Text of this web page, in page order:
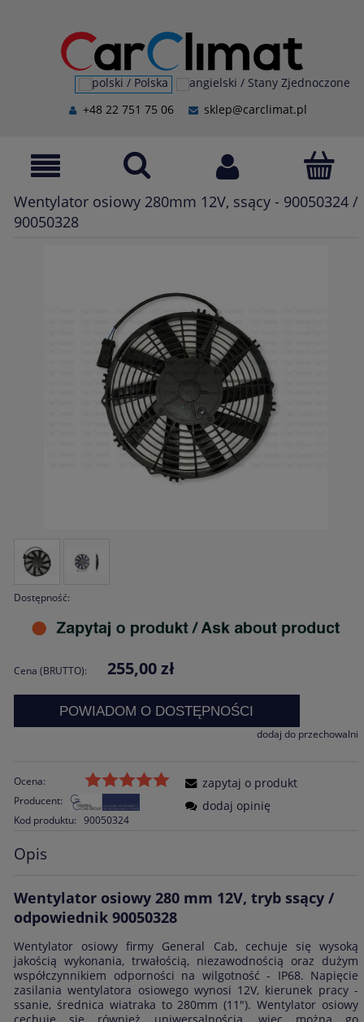
+48 22 751 75 06 sklep@carclimat.pl
Wentylator osiowy 280mm 12V, ssący - 90050324 /
90050328
Dostępność:
Cena (BRUTTO): 255,00 zł
POWIADOM O DOSTĘPNOŚCI
dodaj do przechowalni
Ocena:
Producent:
Kod produktu: 90050324
zapytaj o produkt
dodaj opinię
Opis
Wentylator osiowy 280 mm 12V, tryb ssący /
odpowiednik 90050328
Wentylator osiowy firmy General Cab, cechuje się wysoką
jakością wykonania, trwałością, niezawodnością oraz dużym
współczynnikiem odporności na wilgotność - IP68. Napięcie
zasilania wentylatora osiowego wynosi 12V, kierunek pracy -
ssanie, średnica wiatraka to 280mm (11"). Wentylator osiowy